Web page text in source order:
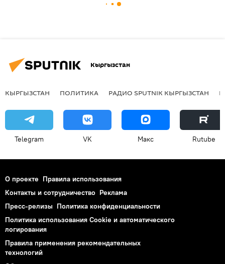
Кыргызстан
КЫРГЫЗСТАН ПОЛИТИКА РАДИО SPUTNIK КЫРГЫЗСТАН
Telegram VK Макс Rutube
О проекте Правила использования
Контакты и сотрудничество Реклама
Пресс-релизы Политика конфиденциальности
Политика использования Cookie и автоматического
логирования
Правила применения рекомендательных
технологий